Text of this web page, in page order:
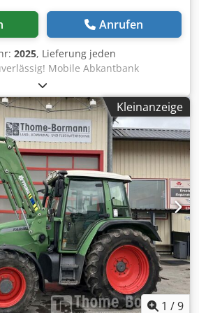
Anrufen
2025, Lieferung jeden
Mobile Abkantbank
Dwjdpfx Aob Hqa Ejhyoa
es um
geht. Unser Anspruch an
qualitative und verlässliche Arbeit
mehr als zu genügen! Wir
weil wir unsere Arbeit mit
Technische Daten die maximale
die max. Dicke des Stahlbleches für
mm das Gewicht etwa 190
das Heben des
Die max. lichte Weite zwischen
deutschlandsweit 180 Euro
Transportrollen Lieferfrist: jede
der Lieferung Die Rollenschere
bis 0,8 mm / Stahlblech) kostet
kostet optional 75
Kleinanzeige
1 /9